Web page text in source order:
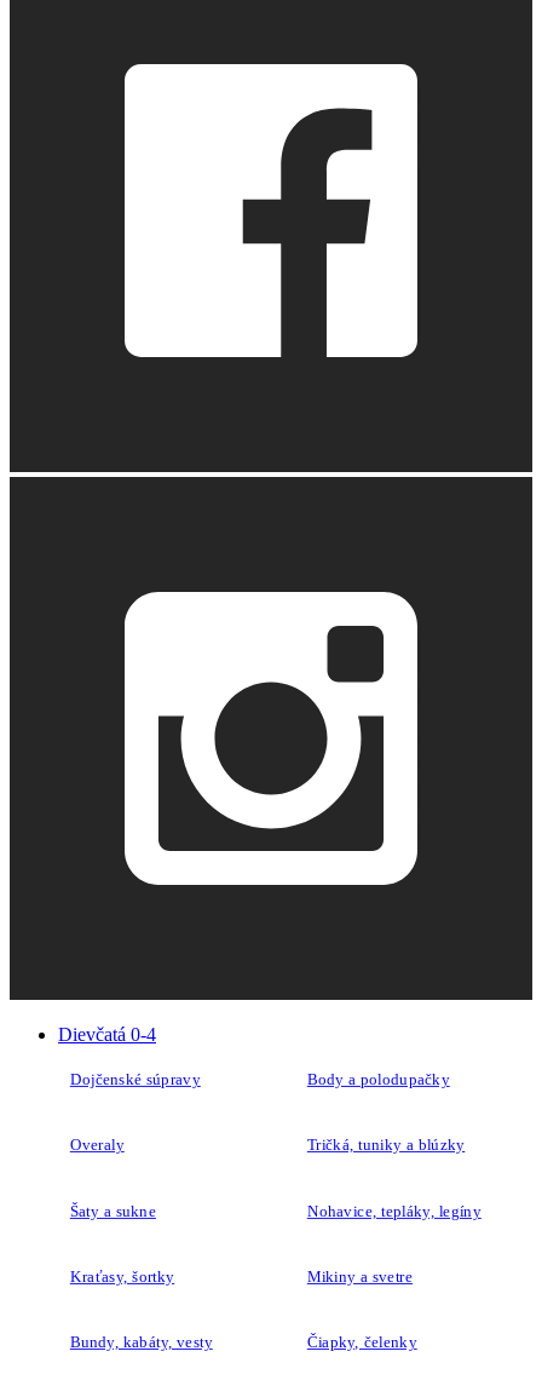
Dievčatá 0-4
Dojčenské súpravy Body a polodupačky
Overaly Tričká, tuniky a blúzky
Šaty a sukne Nohavice, tepláky, legíny
Kraťasy, šortky Mikiny a svetre
Bundy, kabáty, vesty Čiapky, čelenky